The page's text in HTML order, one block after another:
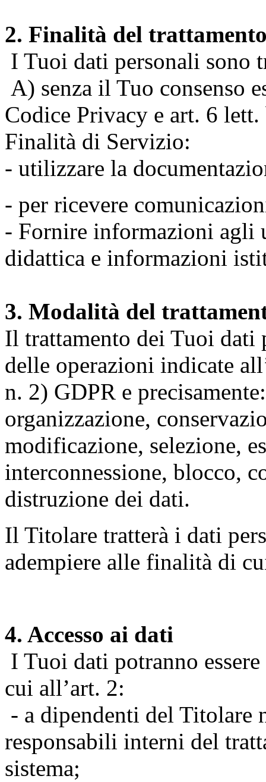
2. Finalità del
I Tuoi dati personali sono
A) senza il Tuo consenso
Codice Privacy e art. 6
Finalità di Servizio:
- utilizzare la
- per ricevere
- Fornire informazioni agli
didattica e informazioni
3. Modalità del
Il trattamento dei Tuoi dati
delle operazioni indicate
n. 2) GDPR e
organizzazione,
modificazione, selezione,
interconnessione, blocco,
distruzione dei dati.
Il Titolare tratterà i dati
adempiere alle finalità di
4. Accesso ai dati
I Tuoi dati potranno
cui all’art. 2:
- a dipendenti del Titolare
responsabili interni del
sistema;